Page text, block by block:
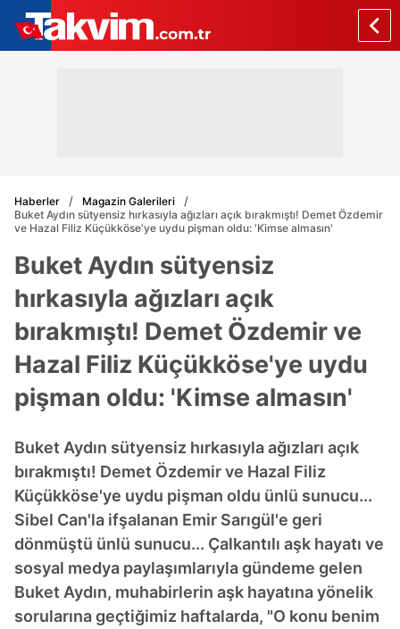
Haberler
Magazin Galerileri
Buket Aydın sütyensiz hırkasıyla ağızları açık bırakmıştı! Demet Özdemir
ve Hazal Filiz Küçükköse'ye uydu pişman oldu: 'Kimse almasın'
Buket Aydın sütyensiz
hırkasıyla ağızları açık
bırakmıştı! Demet Özdemir ve
Hazal Filiz Küçükköse'ye uydu
pişman oldu: 'Kimse almasın'
Buket Aydın sütyensiz hırkasıyla ağızları açık
bırakmıştı! Demet Özdemir ve Hazal Filiz
Küçükköse'ye uydu pişman oldu ünlü sunucu...
Sibel Can'la ifşalanan Emir Sarıgül'e geri
dönmüştü ünlü sunucu... Çalkantılı aşk hayatı ve
sosyal medya paylaşımlarıyla gündeme gelen
Buket Aydın, muhabirlerin aşk hayatına yönelik
sorularına geçtiğimiz haftalarda, "O konu benim